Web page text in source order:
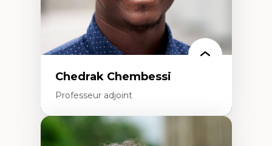
Chedrak Chembessi
Professeur adjoint